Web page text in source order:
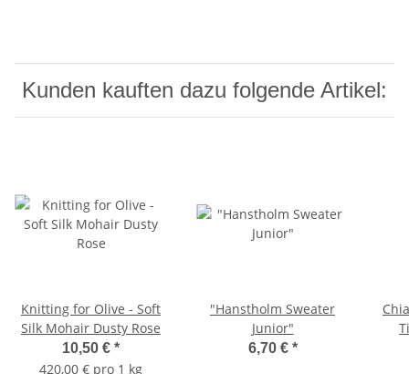
Kunden kauften dazu folgende Artikel:
Knitting for Olive - Soft
Silk Mohair Dusty Rose
10,50 € *
420,00 € pro 1 kg
"Hanstholm Sweater
Junior"
6,70 € *